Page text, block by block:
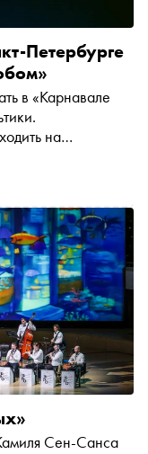
Петербурге
в «Карнавале
на
Сен-Санса